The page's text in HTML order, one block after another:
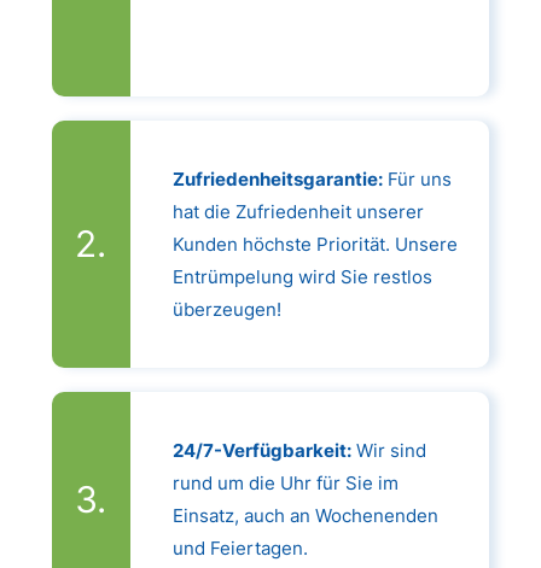
Zufriedenheitsgarantie:Für uns
hat die Zufriedenheit unserer
Kunden höchste Priorität. Unsere
Entrümpelung wird Sie restlos
überzeugen!
24/7-Verfügbarkeit:Wir sind
rund um die Uhr für Sie im
Einsatz, auch an Wochenenden
und Feiertagen.